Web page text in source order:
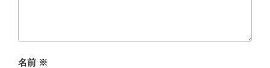
名前 ※